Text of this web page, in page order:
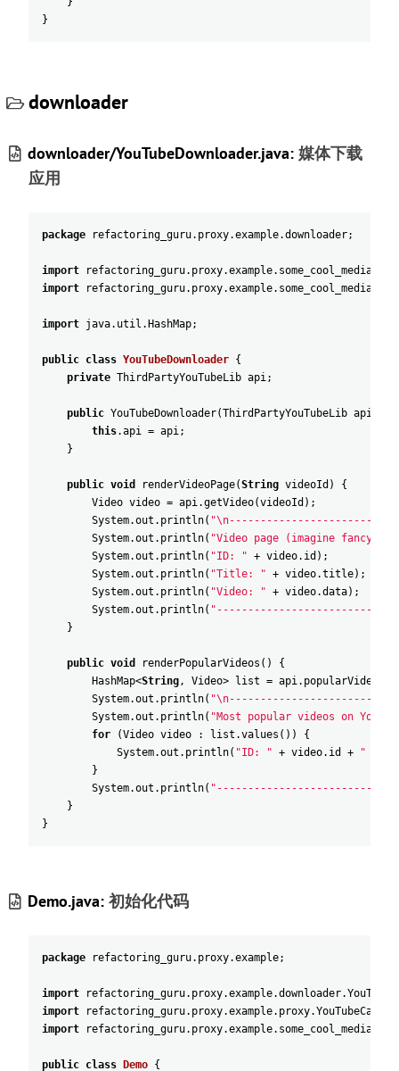
}
downloader
downloader/YouTubeDownloader.java:媒体下载
应用
package refactoring_guru. proxy.example.downloader;
import refactoring_guru. proxy.example.
import
refactoring_guru. proxy.example.
import java. util . HashMap;
public class YouTubeDownloader {
private ThirdPartyYouTubeLib api;
public YouTubeDownloader(ThirdPartyYouTubeLib api
this.api = api;
}
public void renderVideoPage(String videoId )
{
Video video = api.getVideo(videoId ) ;
System.out . println(
System.out . println( "Video page (imagine fancy
System.out . println( "ID: " + video. id ) ;
System.out . println( "Title: " + video.title) ;
System.out . println( "Video: " + video.data) ;
System.out . println(
}
public void renderPopularVideos ( )
{
HashMap<String, Video> list = api. popularVideos
System.out . println(
System.out . println( "Most popular videos on
for
(Video video : list .values ( ) )
{
System.out . println( "ID: " + video. id +
" /
}
System.out . println(
}
}
Demo.java:初始化代码
package refactoring_guru. proxy.example;
import refactoring_guru. proxy.example.downloader.
import
refactoring_guru. proxy.example. proxy.
import
refactoring_guru. proxy.example.
public class Demo {